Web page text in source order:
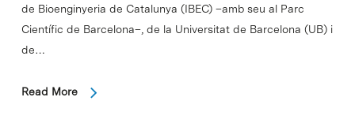
de Bioenginyeria de Catalunya (IBEC) –amb seu al Parc
Científic de Barcelona–, de la Universitat de Barcelona (UB) i
de…
Read More